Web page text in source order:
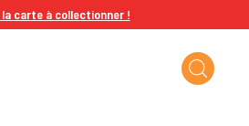
la carte à collectionner !